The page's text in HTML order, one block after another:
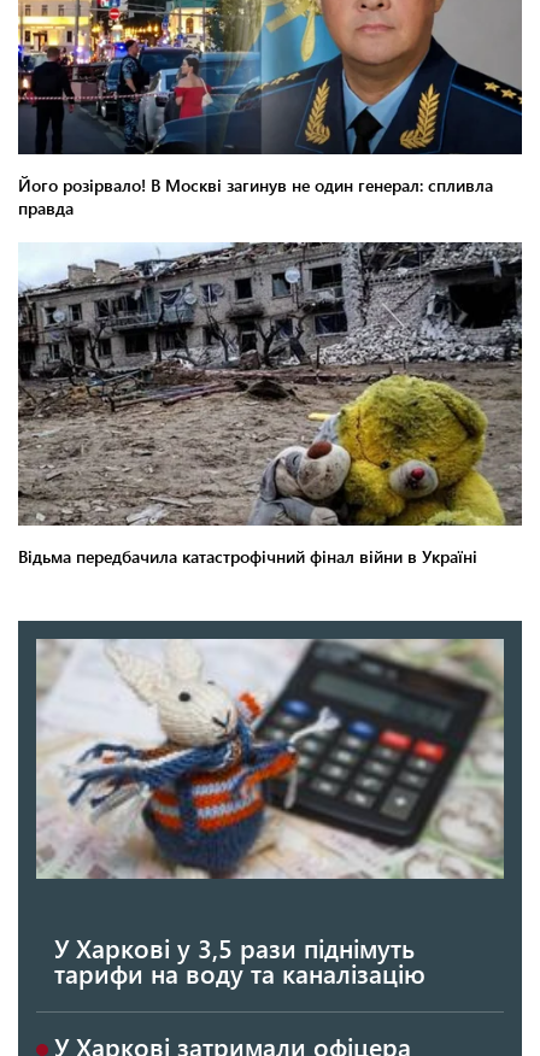
У Харкові у 3,5 рази піднімуть
тарифи на воду та каналізацію
У Харкові затримали офіцера